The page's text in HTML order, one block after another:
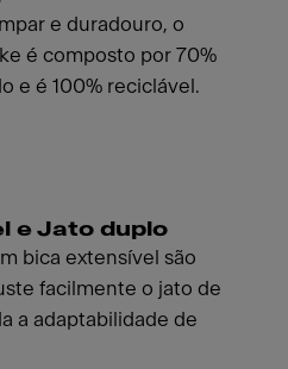
e duradouro, o
é composto por 70%
e é 100% reciclável.
e Jato duplo
bica extensível são
facilmente o jato de
a adaptabilidade de